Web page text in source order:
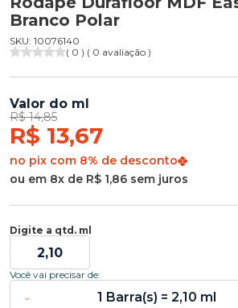
Branco Polar
SKU: 10076140
( 0 ) ( 0 avaliação )
Valor do ml
R$ 14,85
R$ 13,67
no pix com 8% de desconto
ou em 8x de R$ 1,86 sem juros
Digite a qtd. ml
Você vai precisar de:
- 1 Barra(s) = 2,10 ml